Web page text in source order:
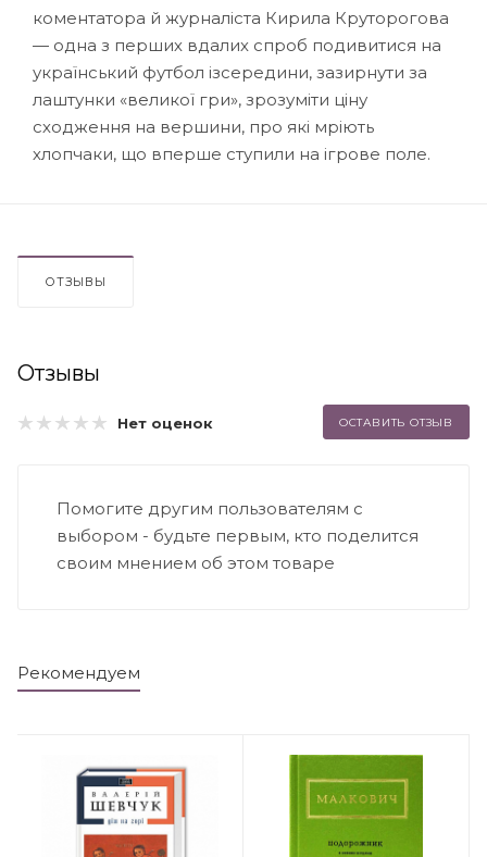
коментатора й журналіста Кирила Круторогова
— одна з перших вдалих спроб подивитися на
український футбол ізсередини, зазирнути за
лаштунки «великої гри», зрозуміти ціну
сходження на вершини, про які мріють
хлопчаки, що вперше ступили на ігрове поле.
ОТЗЫВЫ
Отзывы
Нет оценок ОСТАВИТЬ ОТЗЫВ
Помогите другим пользователям с
выбором - будьте первым, кто поделится
своим мнением об этом товаре
Рекомендуем